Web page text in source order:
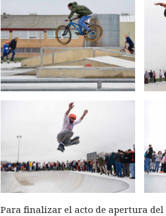
Para finalizar el acto de apertura